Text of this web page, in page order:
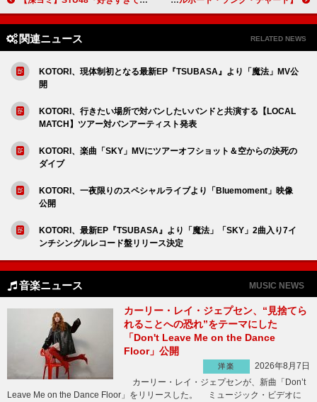
関連ニュース RELATED NEWS
KOTORI、現体制初となる最新EP『TSUBASA』より「魔法」MV公
開
KOTORI、行きたい場所で対バンしたいバンドと共演する【LOCAL
MATCH】ツアー対バンアーティスト発表
KOTORI、楽曲「SKY」MVにツアーオフショット＆空からの決死の
ダイブ
KOTORI、一夜限りのスペシャルライブより「Bluemoment」映像
公開
KOTORI、最新EP『TSUBASA』より「魔法」「SKY」2曲入り7イ
ンチシングルレコード盤リリース決定
音楽ニュース MUSIC NEWS
カーリー・レイ・ジェプセン、“見捨てら
れることへの恐れ”をテーマにした
「Don't Leave Me on the Dance
Floor」公開
洋楽
2026年8月7日
カーリー・レイ・ジェプセンが、新曲「Don’t
Leave Me on the Dance Floor」をリリースした。 ミュージック・ビデオに